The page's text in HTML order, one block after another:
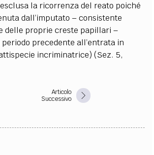
la ricorrenza del reato poiché
dall’imputato – consistente
delle proprie creste papillari –
precedente all’entrata in
incriminatrice) (Sez. 5,
Articolo
Successivo